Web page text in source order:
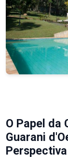
O Papel da
Guarani
Perspectiva